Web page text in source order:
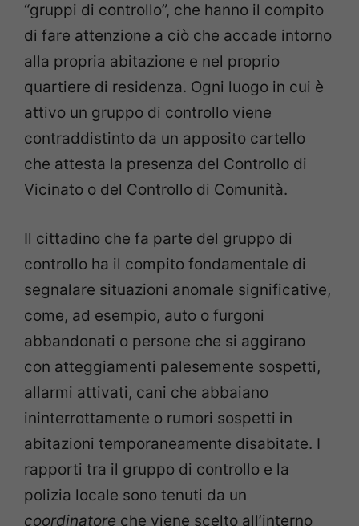
“gruppi di controllo”, che hanno il compito
di fare attenzione a ciò che accade intorno
alla propria abitazione e nel proprio
quartiere di residenza. Ogni luogo in cui è
attivo un gruppo di controllo viene
contraddistinto da un apposito cartello
che attesta la presenza del Controllo di
Vicinato o del Controllo di Comunità.
Il cittadino che fa parte del gruppo di
controllo ha il compito fondamentale di
segnalare situazioni anomale significative,
come, ad esempio, auto o furgoni
abbandonati o persone che si aggirano
con atteggiamenti palesemente sospetti,
allarmi attivati, cani che abbaiano
ininterrottamente o rumori sospetti in
abitazioni temporaneamente disabitate. I
rapporti tra il gruppo di controllo e la
polizia locale sono tenuti da un
coordinatore che viene scelto all’interno